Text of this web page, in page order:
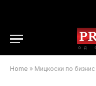
Home » Мицкоски по бизнис форумот во Истанбул: